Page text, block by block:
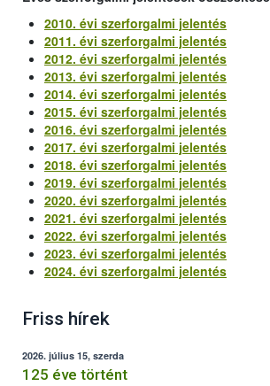
2010. évi szerforgalmi jelentés
2011. évi szerforgalmi jelentés
2012. évi szerforgalmi jelentés
2013. évi szerforgalmi jelentés
2014. évi szerforgalmi jelentés
2015. évi szerforgalmi jelentés
2016. évi szerforgalmi jelentés
2017. évi szerforgalmi jelentés
2018. évi szerforgalmi jelentés
2019. évi szerforgalmi jelentés
2020. évi szerforgalmi jelentés
2021. évi szerforgalmi jelentés
2022. évi szerforgalmi jelentés
2023. évi szerforgalmi jelentés
2024. évi szerforgalmi jelentés
Friss hírek
2026. július 15, szerda
125 éve történt